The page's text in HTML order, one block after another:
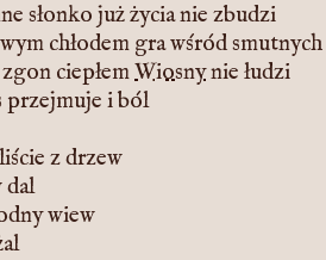
słonko już życia nie zbudzi
chłodem gra wśród
ciepłemWiosnynie łudzi
przejmuje i ból
z drzew
dal
wiew